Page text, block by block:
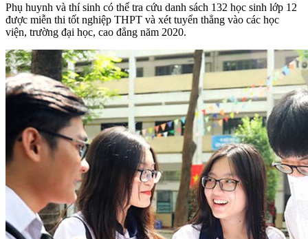
Phụ huynh và thí sinh có thể tra cứu danh sách 132 học sinh lớp 12
được miễn thi tốt nghiệp THPT và xét tuyển thẳng vào các học
viện, trường đại học, cao đẳng năm 2020.